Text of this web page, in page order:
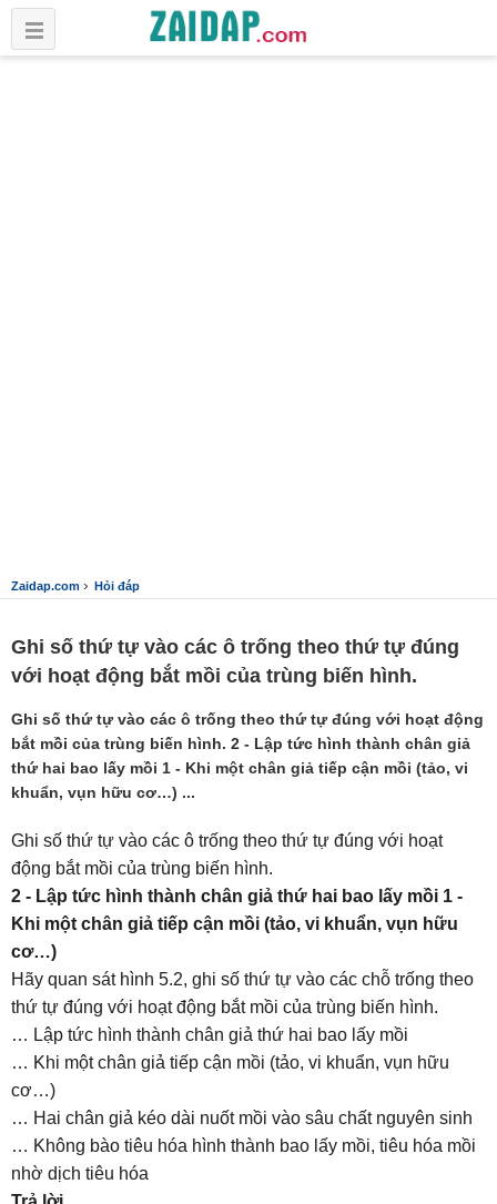
Zaidap.com › Hỏi đáp
Ghi số thứ tự vào các ô trống theo thứ tự đúng
với hoạt động bắt mồi của trùng biến hình.
Ghi số thứ tự vào các ô trống theo thứ tự đúng với hoạt động
bắt mồi của trùng biến hình. 2 - Lập tức hình thành chân giả
thứ hai bao lấy mồi 1 - Khi một chân giả tiếp cận mồi (tảo, vi
khuẩn, vụn hữu cơ…) ...
Ghi số thứ tự vào các ô trống theo thứ tự đúng với hoạt
động bắt mồi của trùng biến hình.
2 - Lập tức hình thành chân giả thứ hai bao lấy mồi 1 -
Khi một chân giả tiếp cận mồi (tảo, vi khuẩn, vụn hữu
cơ…)
Hãy quan sát hình 5.2, ghi số thứ tự vào các chỗ trống theo
thứ tự đúng với hoạt động bắt mồi của trùng biến hình.
… Lập tức hình thành chân giả thứ hai bao lấy mồi
… Khi một chân giả tiếp cận mồi (tảo, vi khuẩn, vụn hữu
cơ…)
… Hai chân giả kéo dài nuốt mồi vào sâu chất nguyên sinh
… Không bào tiêu hóa hình thành bao lấy mồi, tiêu hóa mồi
nhờ dịch tiêu hóa